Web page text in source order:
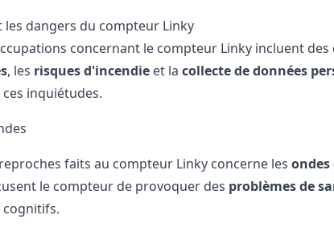
les dangers du compteur Linky
concernant le compteur Linky incluent des
, les risques d'incendieet la collecte de données
inquiétudes.
faits au compteur Linky concerne les
le compteur de provoquer des problèmes de